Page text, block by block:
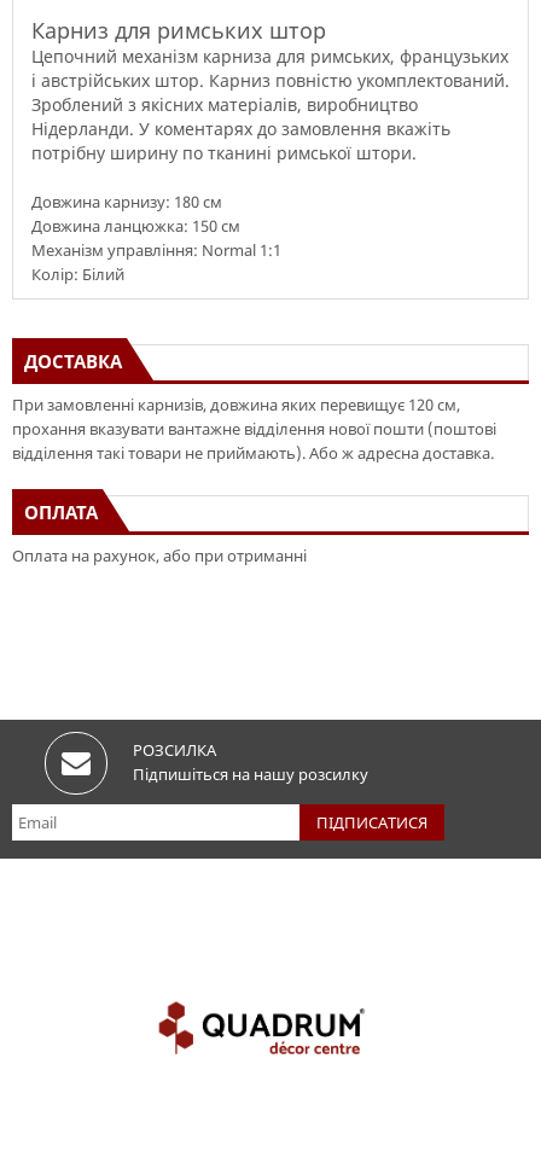
Карниз для римських штор
Цепочний механізм карниза для римських, французьких
і австрійських штор. Карниз повністю укомплектований.
Зроблений з якісних матеріалів, виробництво
Нідерланди. У коментарях до замовлення вкажіть
потрібну ширину по тканині римської штори.
Довжина карнизу: 180 см
Довжина ланцюжка: 150 см
Механізм управління: Normal 1:1
Колір: Білий
ДОСТАВКА
При замовленні карнизів, довжина яких перевищує 120 см,
прохання вказувати вантажне відділення нової пошти (поштові
відділення такі товари не приймають). Або ж адресна доставка.
ОПЛАТА
Оплата на рахунок, або при отриманні
РОЗСИЛКА
Підпишіться на нашу розсилку